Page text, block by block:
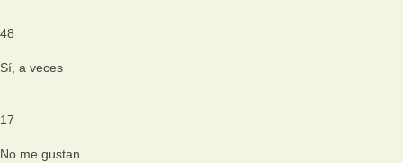
48
Sí, a veces
17
No me gustan